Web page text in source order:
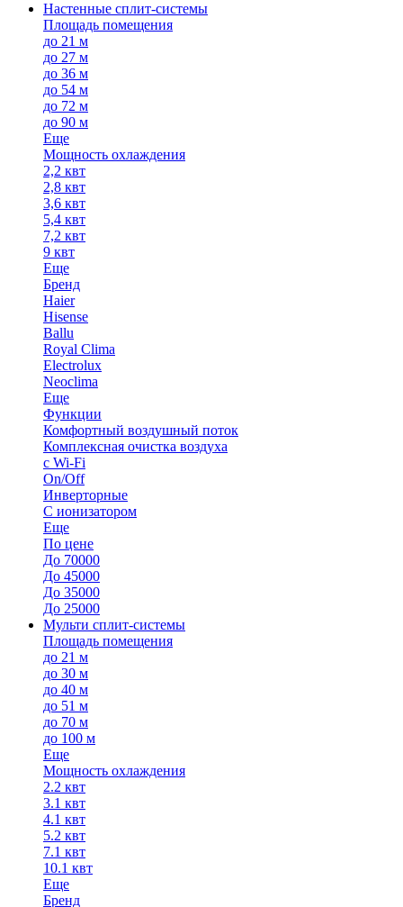
Настенные сплит-системы
Площадь помещения
до 21 м
до 27 м
до 36 м
до 54 м
до 72 м
до 90 м
Еще
Мощность охлаждения
2,2 квт
2,8 квт
3,6 квт
5,4 квт
7,2 квт
9 квт
Еще
Бренд
Haier
Hisense
Ballu
Royal Clima
Electrolux
Neoclima
Еще
Функции
Комфортный воздушный поток
Комплексная очистка воздуха
с Wi-Fi
On/Off
Инверторные
С ионизатором
Еще
По цене
До 70000
До 45000
До 35000
До 25000
Мульти сплит-системы
Площадь помещения
до 21 м
до 30 м
до 40 м
до 51 м
до 70 м
до 100 м
Еще
Мощность охлаждения
2.2 квт
3.1 квт
4.1 квт
5.2 квт
7.1 квт
10.1 квт
Еще
Бренд